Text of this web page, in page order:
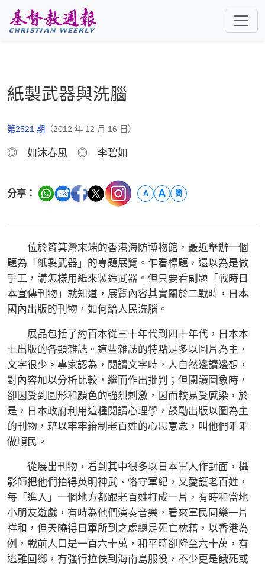
紙製武器與洗腦
第2521 期 （2012 年 12 月 16 日）
◎ 如沐春風 ◎ 李碧如
分享： A A 簡
位於筲箕灣末端的香港海防博物館，最近舉辦一個
題為「紙製武器」的專題展覽。乍看標題，還以為是做
手工，講怎樣用紙來製造武器。但只要看副題「戰時日
本宣傳刊物」就知道，展覽內容其實關於二戰時，日本
國內出版的刊物，如何給人民洗腦。
展品包括了約百本從三十年代到四十年代，日本本
土出版的各類雜誌。這些雜誌的特點是多以圖片為主，
文字很少。專家認為，閱讀文字時，人自然邊讀邊想，
對內容加以分析比較，繼而作出批判；但閱讀圖象時，
卻因受到圖形和顏色的強烈刺激，因而較易受感染，於
是，日本政府利用這種閱讀心理學，鼓勵出版以圖為主
的刊物，藉以牢牢箝制老百姓的心思意念，叫他們乖乖
做順民。
從展出刊物，看到其中很多以日本軍人作封面，攝
影師把他們拍得英明神武、恪守軍紀，又愛護老百姓，
每「進入」一個地方都跟老百姓打成一片，有時和當地
小朋友遊戲，有時為他們演奏音樂，看來軍民同樂一片
祥和，但天曉得日軍所到之處總是死亡枕藉，以香港為
例，戰前人口是一百六十萬，和平時卻降至六十萬，有
逃難回鄉，有強行拉伕到海南島服役，不少更是餓死或